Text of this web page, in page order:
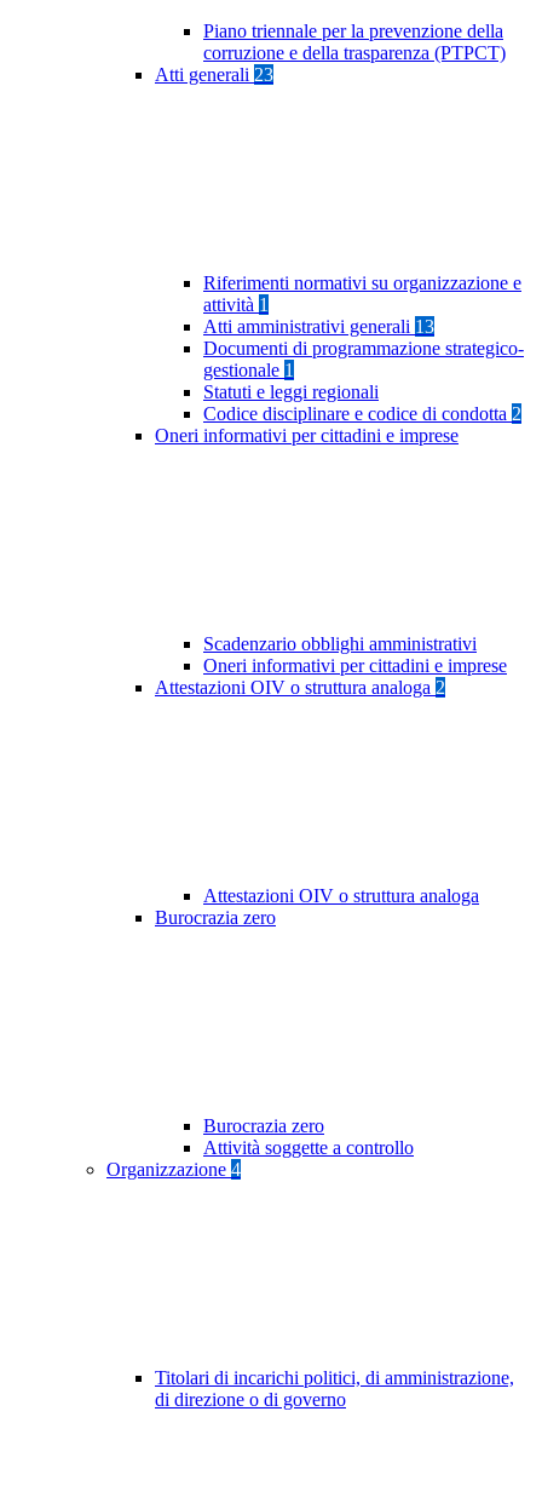
Piano triennale per la prevenzione della
corruzione e della trasparenza (PTPCT)
Atti generali 23
Riferimenti normativi su organizzazione e
attività 1
Atti amministrativi generali 13
Documenti di programmazione strategico-
gestionale 1
Statuti e leggi regionali
Codice disciplinare e codice di condotta 2
Oneri informativi per cittadini e imprese
Scadenzario obblighi amministrativi
Oneri informativi per cittadini e imprese
Attestazioni OIV o struttura analoga 2
Attestazioni OIV o struttura analoga
Burocrazia zero
Burocrazia zero
Attività soggette a controllo
Organizzazione 4
Titolari di incarichi politici, di amministrazione,
di direzione o di governo